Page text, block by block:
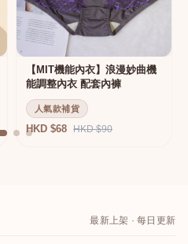
【MIT機能內衣】浪漫妙曲機
能調整內衣 配套內褲
人氣款補貨
HKD $68 HKD $90
最新上架 · 每日更新